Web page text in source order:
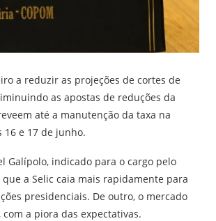
a reduzir as projeções de cortes de
as apostas de reduções da
até a manutenção da taxa na
16 e 17 de junho.
Galípolo, indicado para o cargo pelo
a Selic caia mais rapidamente para
presidenciais. De outro, o mercado
a piora das expectativas.